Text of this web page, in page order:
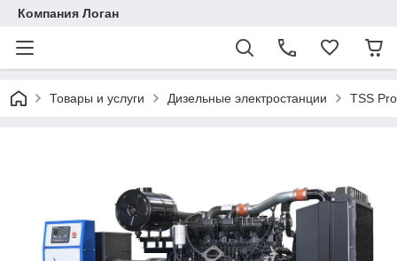
Компания Логан
Товары и услуги Дизельные электростанции TSS